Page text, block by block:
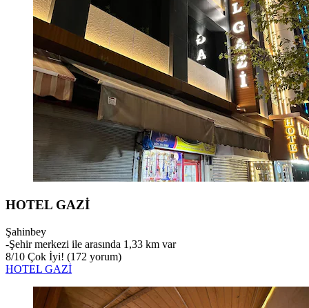
HOTEL GAZİ
Şahinbey
‐Şehir merkezi ile arasında 1,33 km var
8/10 Çok İyi! (172 yorum)
HOTEL GAZİ